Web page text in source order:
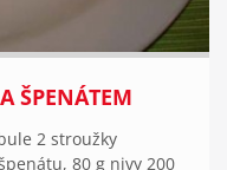
ŠPENÁTEM
2 stroužky
80 g nivy 200